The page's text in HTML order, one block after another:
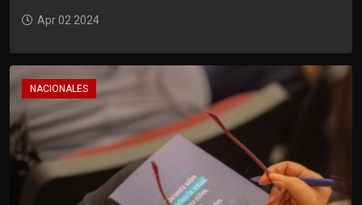
Apr 02 2024
NACIONALES